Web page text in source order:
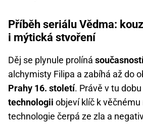
Příběh seriálu Vědma:
i mýtická stvoření
Děj se plynule prolíná
alchymisty Filipa a zabíhá až do
Prahy 16. století. Právě v tu
technologii objeví klíč k
technologie čerpá ze zla a